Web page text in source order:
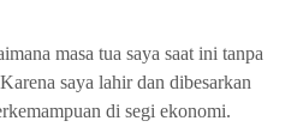
masa tua saya saat ini tanpa
Karena saya lahir dan dibesarkan
di segi ekonomi.